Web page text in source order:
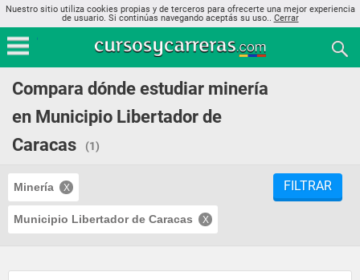
Nuestro sitio utiliza cookies propias y de terceros para ofrecerte una mejor experiencia
de usuario. Si continúas navegando aceptás su uso.. Cerrar
Compara dónde estudiar minería
en Municipio Libertador de
Caracas
(1)
Minería
Municipio Libertador de Caracas
FILTRAR